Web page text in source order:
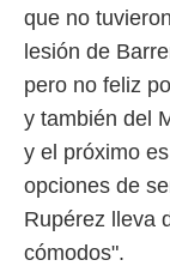
crear un
uso de
contenido
de la
el
que no
lesión de
pero no feliz
y también del
y el próximo
opciones de
Rupérez lleva
cómodos".